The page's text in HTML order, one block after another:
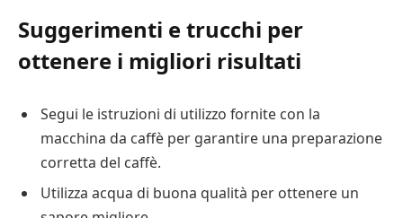
Suggerimenti e trucchi per
ottenere i migliori risultati
Segui le istruzioni di utilizzo fornite con la
macchina da caffè per garantire una preparazione
corretta del caffè.
Utilizza acqua di buona qualità per ottenere un